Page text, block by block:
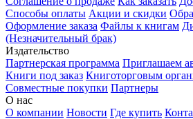
Способы оплаты Акции и скидки
Оформление заказа Файлы к книгам
(Незначительный брак)
Издательство
Партнерская программа Приглашаем
Книги под заказ Книготорговым
Совместные покупки Партнеры
О нас
О компании Новости Где купить